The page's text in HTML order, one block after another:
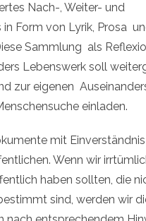
Nach-, Weiter- und
Form von Lyrik, Prosa
Sammlung als
Lebenswerk soll
zur eigenen
einladen.
mit
Wenn wir
haben sollten, die
sind, werden wir